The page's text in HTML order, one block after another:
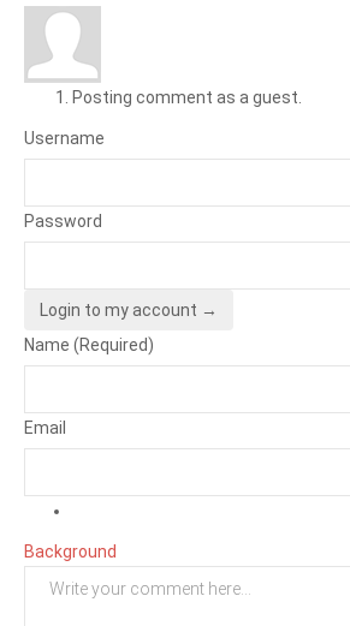
Posting comment as a guest.
Username
Password
Login to my account →
Name (Required)
Email
Background